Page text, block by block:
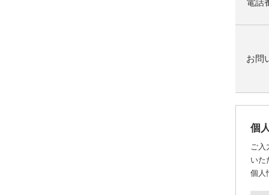
電話
お問
個
ご入
いた
個人